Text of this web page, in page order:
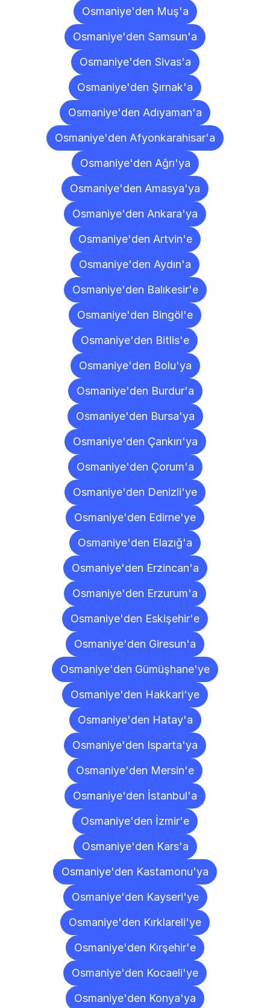
Osmaniye'den Muş'a
Osmaniye'den Samsun'a
Osmaniye'den Sivas'a
Osmaniye'den Şırnak'a
Osmaniye'den Adıyaman'a
Osmaniye'den Afyonkarahisar'a
Osmaniye'den Ağrı'ya
Osmaniye'den Amasya'ya
Osmaniye'den Ankara'ya
Osmaniye'den Artvin'e
Osmaniye'den Aydın'a
Osmaniye'den Balıkesir'e
Osmaniye'den Bingöl'e
Osmaniye'den Bitlis'e
Osmaniye'den Bolu'ya
Osmaniye'den Burdur'a
Osmaniye'den Bursa'ya
Osmaniye'den Çankırı'ya
Osmaniye'den Çorum'a
Osmaniye'den Denizli'ye
Osmaniye'den Edirne'ye
Osmaniye'den Elazığ'a
Osmaniye'den Erzincan'a
Osmaniye'den Erzurum'a
Osmaniye'den Eskişehir'e
Osmaniye'den Giresun'a
Osmaniye'den Gümüşhane'ye
Osmaniye'den Hakkari'ye
Osmaniye'den Hatay'a
Osmaniye'den Isparta'ya
Osmaniye'den Mersin'e
Osmaniye'den İstanbul'a
Osmaniye'den İzmir'e
Osmaniye'den Kars'a
Osmaniye'den Kastamonu'ya
Osmaniye'den Kayseri'ye
Osmaniye'den Kırklareli'ye
Osmaniye'den Kırşehir'e
Osmaniye'den Kocaeli'ye
Osmaniye'den Konya'ya